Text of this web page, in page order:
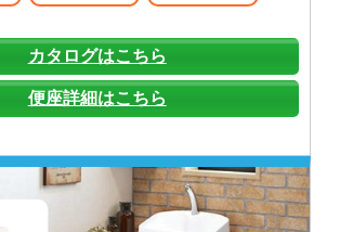
カタログはこちら
便座詳細はこちら